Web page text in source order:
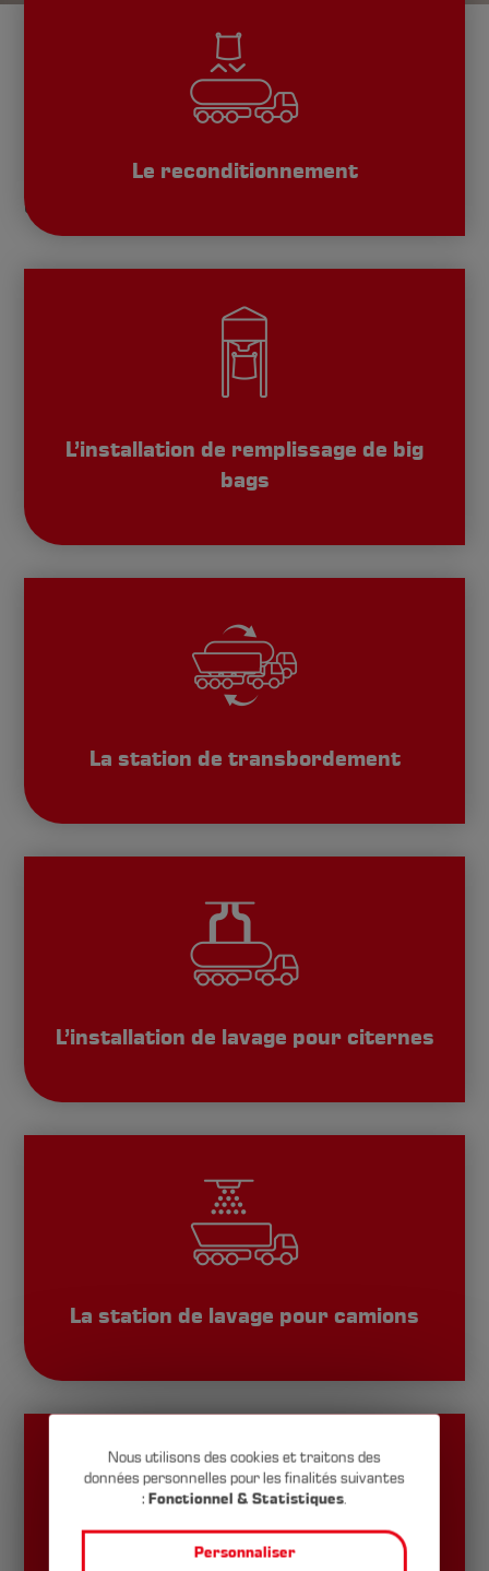
Karl Michels GmbH & Co. KG
Nous sommes une entreprise orientée vers
à toutes les questions relatives au transport
et à la logistique.
Le reconditionnement
L’installation de remplissage de big
bags
La station de transbordement
L’installation de lavage pour citernes
La station de lavage pour camions
Cookie-
Einstellungen
Nous utilisons des cookies et traitons des
données personnelles pour les finalités suivantes
: Fonctionnel & Statistiques.
Personnaliser